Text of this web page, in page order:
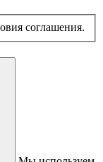
соглашения.